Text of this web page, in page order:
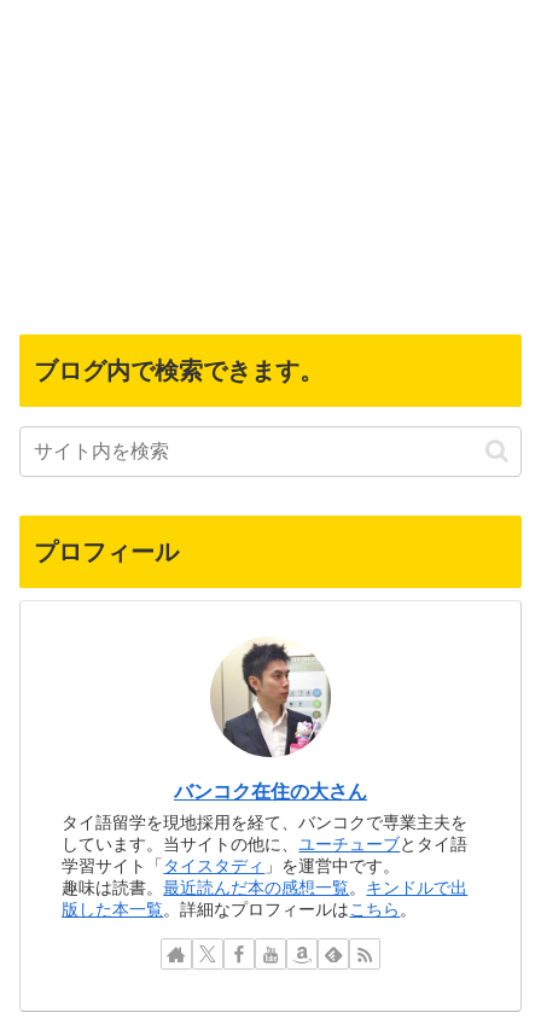
ブログ内で検索できます。
プロフィール
バンコク在住の大さん
タイ語留学を現地採用を経て、バンコクで専業主夫を
しています。当サイトの他に、 ユーチューブとタイ語
学習サイト「 タイスタディ 」を運営中です。
趣味は読書。最近読んだ本の感想一覧。 キンドルで出
版した本一覧。詳細なプロフィールはこちら 。